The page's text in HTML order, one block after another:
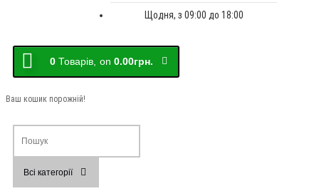
Щодня, з 09:00 до 18:00
0 Товарів, on 0.00грн.
Ваш кошик порожній!
Всі категорії